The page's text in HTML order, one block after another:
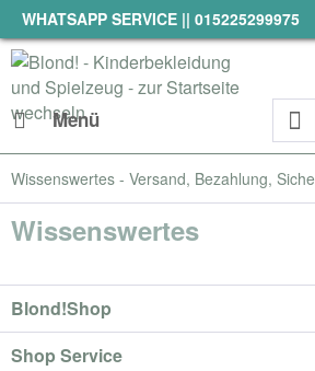
WHATSAPP SERVICE || 015225299975
Menü
Wissenswertes - Versand, Bezahlung,
Wissenswertes
Blond!Shop
Shop Service